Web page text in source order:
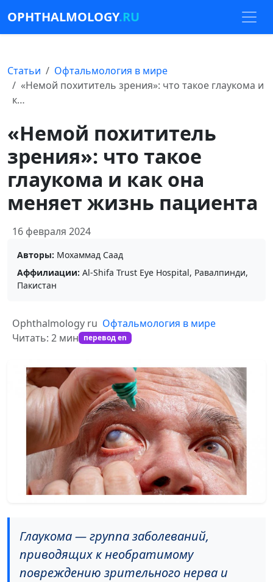
OPHTHALMOLOGY.RU
Статьи
Офтальмология в мире
«Немой похититель зрения»: что такое глаукома и
к…
«Немой похититель
зрения»: что такое
глаукома и как она
меняет жизнь пациента
16 февраля 2024
Авторы: Мохаммад Саад
Аффилиации: Al-Shifa Trust Eye Hospital, Равалпинди,
Пакистан
Ophthalmology ru Офтальмология в мире
Читать: 2 мин перевод en
Глаукома — группа заболеваний,
приводящих к необратимому
повреждению зрительного нерва и